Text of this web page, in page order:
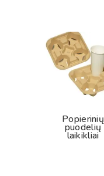
Popierinių
puodelių
laikikliai